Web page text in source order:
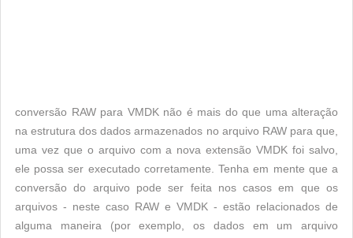
conversão RAW para VMDK não é mais do que uma alteração
na estrutura dos dados armazenados no arquivo RAW para que,
uma vez que o arquivo com a nova extensão VMDK foi salvo,
ele possa ser executado corretamente. Tenha em mente que a
conversão do arquivo pode ser feita nos casos em que os
arquivos - neste caso RAW e VMDK - estão relacionados de
alguma maneira (por exemplo, os dados em um arquivo